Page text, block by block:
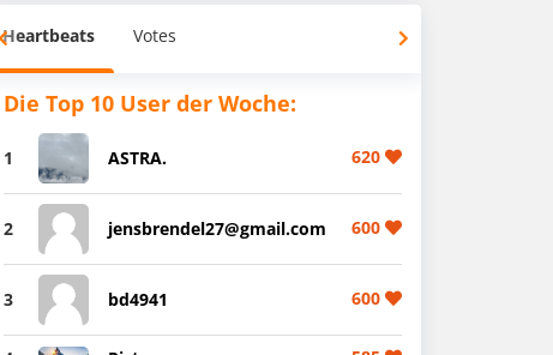
Heartbeats Votes
Die Top 10 User der Woche:
1 ASTRA. 620
2 jensbrendel27@gmail.com 600
3 bd4941 600